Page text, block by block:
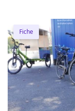
Fiche